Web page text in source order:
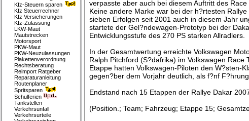
verpasste aber auch bei diesem Auftritt des Race
Keine andere Marke war bei der h?rtesten
sieben Erfolgen seit 2001 auch in diesem Jahr
startete der Gel?ndewagen-Prototyp bei der
Entwicklungsstufe des 270 PS starken Allradlers.
In der Gesamtwertung erreichte Volkswagen
Ralph Pitchford (S?dafrika) im Volkswagen
Etappe hatten Volkswagen-Piloten den W?sten-
gegen?ber dem Vorjahr deutlich, als f?nf
Endstand nach 15 Etappen der Rallye Dakar
(Position.; Team; Fahrzeug; Etappe 15;
Kfz-Steuern sparen
Kfz Steuerrechner
Kfz Versicherungen
Kfz-Zulassung
LKW-Maut
Mautstrecken
Motorsport
PKW-Maut
PKW-Neuzulassungen
Plakettenverordnung
Rechtsberatung
Reimport Ratgeber
Reparaturanleitung
Routenplaner
Spritsparen
Schulferien
Tankstellen
Verkehrsunfall
Verkehrsurteile